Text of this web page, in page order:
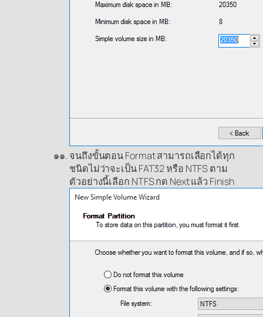
จนถึงขั้นตอน Format สามารถเลือกได้ทุก
ชนิดไม่ว่าจะเป็น FAT32 หรือ NTFS ตาม
ตัวอย่างนี้เลือก NTFS กด Next แล้ว Finish